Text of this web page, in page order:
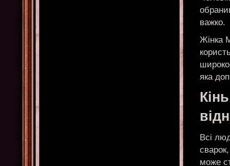
важко.
Жінка
яка
Всі
може